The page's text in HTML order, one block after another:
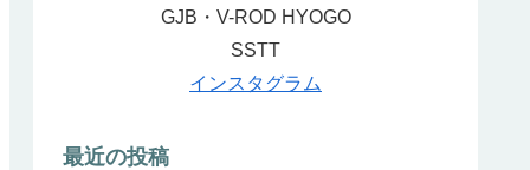
GJB・V-ROD HYOGO
SSTT
インスタグラム
最近の投稿